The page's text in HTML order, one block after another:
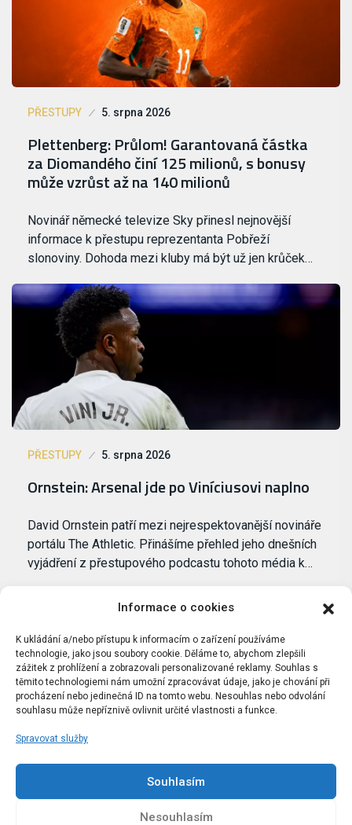
Informace o cookies
K ukládání a/nebo přístupu k informacím o zařízení používáme
technologie, jako jsou soubory cookie. Děláme to, abychom zlepšili
zážitek z prohlížení a zobrazovali personalizované reklamy. Souhlas s
těmito technologiemi nám umožní zpracovávat údaje, jako je chování při
procházení nebo jedinečná ID na tomto webu. Nesouhlas nebo odvolání
souhlasu může nepříznivě ovlivnit určité vlastnosti a funkce.
Spravovat služby
Souhlasím
Nesouhlasím
PŘESTUPY 5. srpna 2026
Plettenberg: Průlom! Garantovaná částka
za Diomandého činí 125 milionů, s bonusy
může vzrůst až na 140 milionů
Novinář německé televize Sky přinesl nejnovější
informace k přestupu reprezentanta Pobřeží
slonoviny. Dohoda mezi kluby má být už jen krůček…
PŘESTUPY 5. srpna 2026
Ornstein: Arsenal jde po Viníciusovi naplno
David Ornstein patří mezi nejrespektovanější novináře
portálu The Athletic. Přinášíme přehled jeho dnešních
vyjádření z přestupového podcastu tohoto média k…